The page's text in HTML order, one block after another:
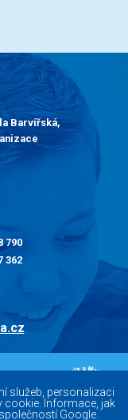
služeb, personalizaci
cookie. Informace, jak
Google.
Barvířská,
790
362